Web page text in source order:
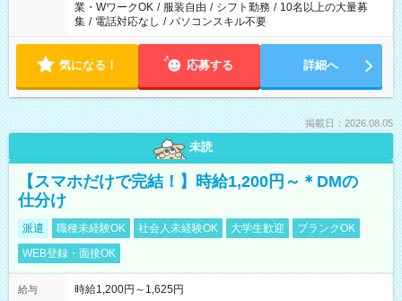
業・WワークOK / 服装自由 / シフト勤務 / 10名以上の大量募
集 / 電話対応なし / パソコンスキル不要
気になる！ 応募する 詳細へ
掲載日：2026.08.05
未読
【スマホだけで完結！】時給1,200円～＊DMの
仕分け
派遣 職種未経験OK 社会人未経験OK 大学生歓迎
ブランクOK
WEB登録・面接OK
給与 時給1,200円～1,625円